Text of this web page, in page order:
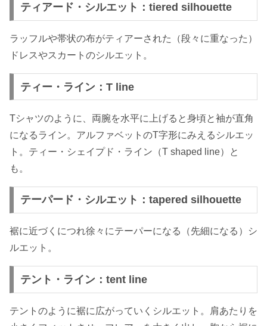
ティアード・シルエット：tiered silhouette
ラッフルや帯状の布がティアーされた（段々に重なった）
ドレスやスカートのシルエット。
ティー・ライン：T line
Tシャツのように、両腕を水平に上げると身頃と袖が直角
になるライン。アルファベットのT字形にみえるシルエッ
ト。ティー・シェイプド・ライン（T shaped line）と
も。
テーパード・シルエット：tapered silhouette
裾に近づくにつれ徐々にテーパーになる（先細になる）シ
ルエット。
テント・ライン：tent line
テントのように裾に広がっていくシルエット。肩あたりを